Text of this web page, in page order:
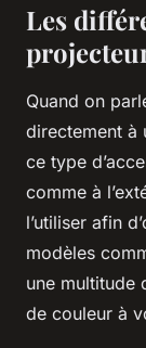
Les
Quand on
directement à
ce type
comme à
l’utiliser afin
modèles
une multitude
de couleur à